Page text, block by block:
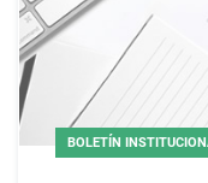
BOLETÍN